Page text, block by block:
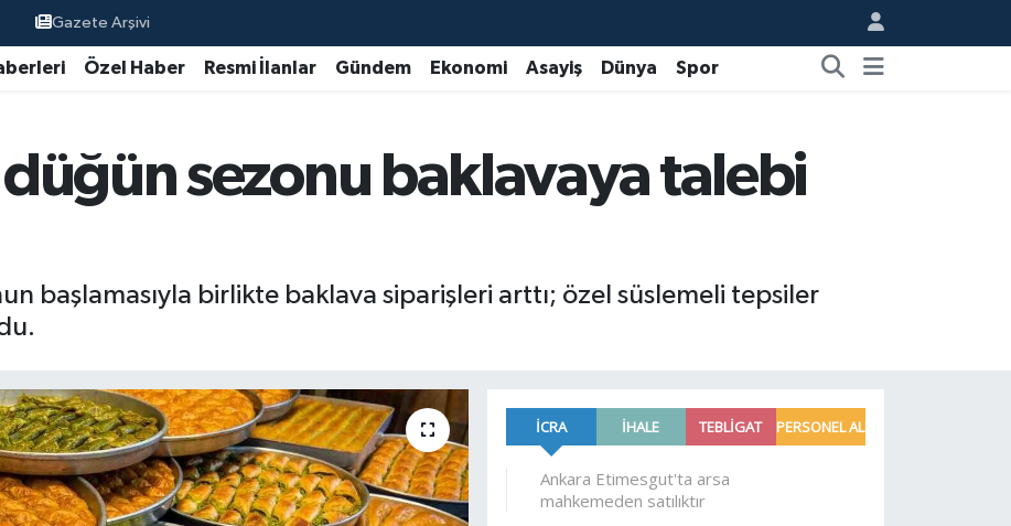
Gazete Arşivi
Özel Haber Resmi İlanlar Gündem Ekonomi Asayiş Dünya Spor
sezonu baklavaya talebi
başlamasıyla birlikte baklava siparişleri arttı; özel süslemeli tepsiler